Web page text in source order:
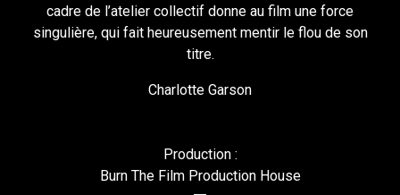
cadre de l’atelier collectif donne au film une force
singulière, qui fait heureusement mentir le flou de son
titre.
Charlotte Garson
Production :
Burn The Film Production House